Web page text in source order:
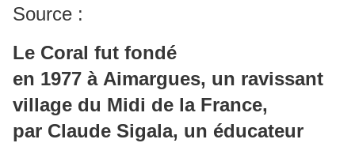
Source :
Le Coral fut fondé
en 1977 à Aimargues, un ravissant
village du Midi de la France,
par Claude Sigala, un éducateur